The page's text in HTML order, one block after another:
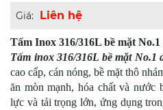
Giá: Liên hệ
Tấm Inox 316/316L bề mặt
Tấm inox 316/316L bề mặt No.1
cao cấp, cán nóng, bề mặt thô
ăn mòn mạnh, hóa chất và nước
lực và tải trọng lớn, ứng dụng